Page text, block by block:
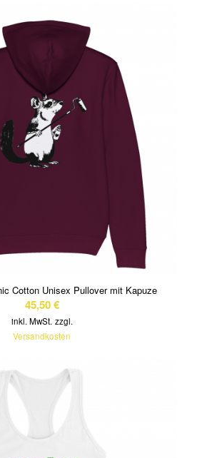
Cotton Unisex Pullover mit Kapuze
45,50€
inkl. MwSt. zzgl.
Versandkosten